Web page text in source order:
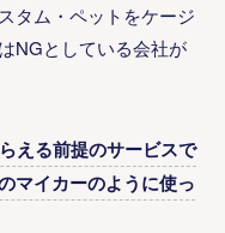
タム・ペットをケージ
NGとしている会社が
える前提のサービスで
マイカーのように使っ